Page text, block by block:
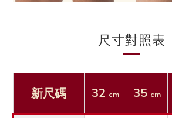
尺寸對照表
新尺碼 32 cm 35 cm